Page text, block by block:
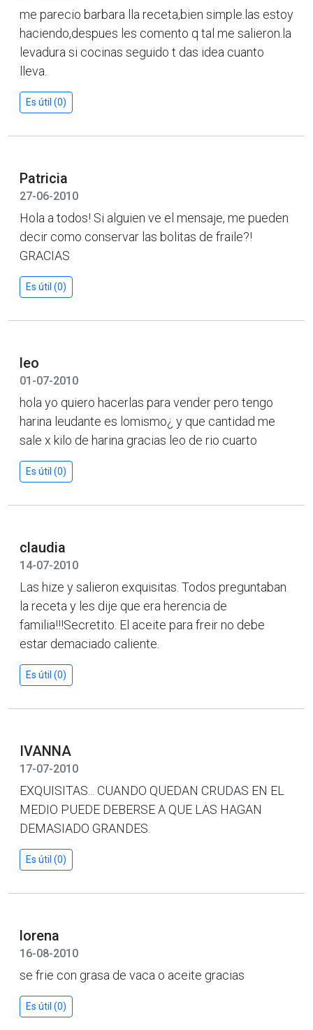
me parecio barbara lla receta,bien simple.las estoy
haciendo,despues les comento q tal me salieron.la
levadura si cocinas seguido t das idea cuanto
lleva.
Es útil (0)
Patricia
27-06-2010
Hola a todos! Si alguien ve el mensaje, me pueden
decir como conservar las bolitas de fraile?!
GRACIAS
Es útil (0)
leo
01-07-2010
hola yo quiero hacerlas para vender pero tengo
harina leudante es lomismo¿ y que cantidad me
sale x kilo de harina gracias leo de rio cuarto
Es útil (0)
claudia
14-07-2010
Las hize y salieron exquisitas. Todos preguntaban
la receta y les dije que era herencia de
familia!!!Secretito. El aceite para freir no debe
estar demaciado caliente.
Es útil (0)
IVANNA
17-07-2010
EXQUISITAS... CUANDO QUEDAN CRUDAS EN EL
MEDIO PUEDE DEBERSE A QUE LAS HAGAN
DEMASIADO GRANDES.
Es útil (0)
lorena
16-08-2010
se frie con grasa de vaca o aceite gracias
Es útil (0)